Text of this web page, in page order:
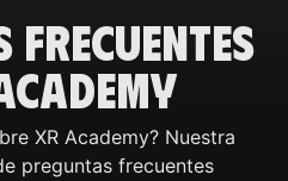
Frecuentes
XR Academy? Nuestra
preguntas frecuentes